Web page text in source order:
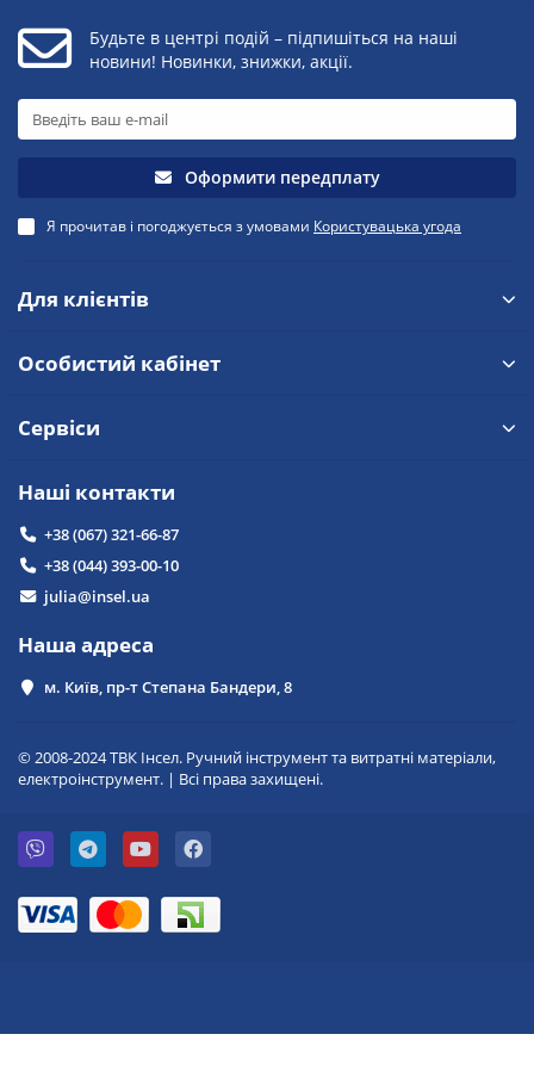
Будьте в центрі подій – підпишіться на наші
новини! Новинки, знижки, акції.
Оформити передплату
Я прочитав і погоджується з умовами Користувацька угода
Для клієнтів
Особистий кабінет
Сервіси
Наші контакти
+38 (067) 321-66-87
+38 (044) 393-00-10
julia@insel.ua
Наша адреса
м. Київ, пр-т Степана Бандери, 8
© 2008-2024 ТВК Інсел. Ручний інструмент та витратні матеріали,
електроінструмент. | Всі права захищені.